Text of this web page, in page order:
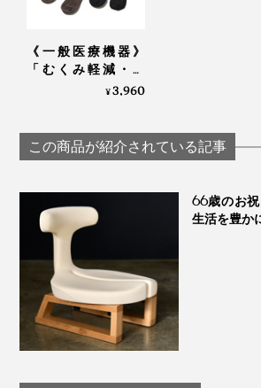
《一般医療機器》
「むくみ軽減・快
適・おしゃれ」三拍
｜MAEÉ
¥3,960
この商品が紹介されている記事
66歳のお祝
生活を豊か